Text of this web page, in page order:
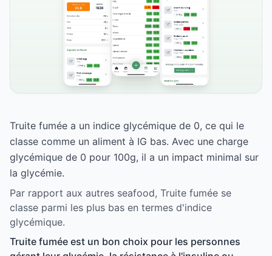
Truite fumée a un indice glycémique de 0, ce qui le
classe comme un aliment à IG bas. Avec une charge
glycémique de 0 pour 100g, il a un impact minimal sur
la glycémie.
Par rapport aux autres seafood, Truite fumée se
classe parmi les plus bas en termes d'indice
glycémique.
Truite fumée est un bon choix pour les personnes